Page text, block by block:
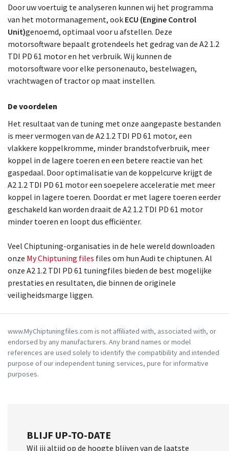
Door uw voertuig te analyseren kunnen wij het programma
van het motormanagement, ook ECU (Engine Control
Unit)genoemd, optimaal voor u afstellen. Deze
motorsoftware bepaalt grotendeels het gedrag van de A2 1.2
TDI PD 61 motor en het verbruik. Wij kunnen de
motorsoftware voor elke personenauto, bestelwagen,
vrachtwagen of tractor op maat instellen.
De voordelen
Het resultaat van de tuning met onze aangepaste bestanden
is meer vermogen van de A2 1.2 TDI PD 61 motor, een
vlakkere koppelkromme, minder brandstofverbruik, meer
koppel in de lagere toeren en een betere reactie van het
gaspedaal. Door optimalisatie van de koppelcurve krijgt de
A2 1.2 TDI PD 61 motor een soepelere acceleratie met meer
koppel in lagere toeren. Doordat er met lagere toeren eerder
geschakeld kan worden draait de A2 1.2 TDI PD 61 motor
minder toeren en loopt dus efficiënter.
Veel Chiptuning-organisaties in de hele wereld downloaden
onze My Chiptuning files files om hun Audi te chiptunen. Al
onze A2 1.2 TDI PD 61 tuningfiles bieden de best mogelijke
prestaties en resultaten, die binnen de originele
veiligheidsmarge liggen.
www.MyChiptuningfiles.com is not affiliated with, associated with, or
endorsed by any manufacturers. Any brand names or model
references are used solely to identify the compatibility and intended
purpose of our independent tuning services, pure for informative
purposes.
BLIJF UP-TO-DATE
Wil jij altijd op de hoogte blijven van de laatste